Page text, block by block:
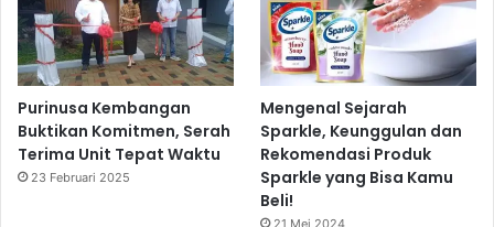
Purinusa Kembangan
Buktikan Komitmen, Serah
Terima Unit Tepat Waktu
23 Februari 2025
Mengenal Sejarah
Sparkle, Keunggulan dan
Rekomendasi Produk
Sparkle yang Bisa Kamu
Beli!
21 Mei 2024